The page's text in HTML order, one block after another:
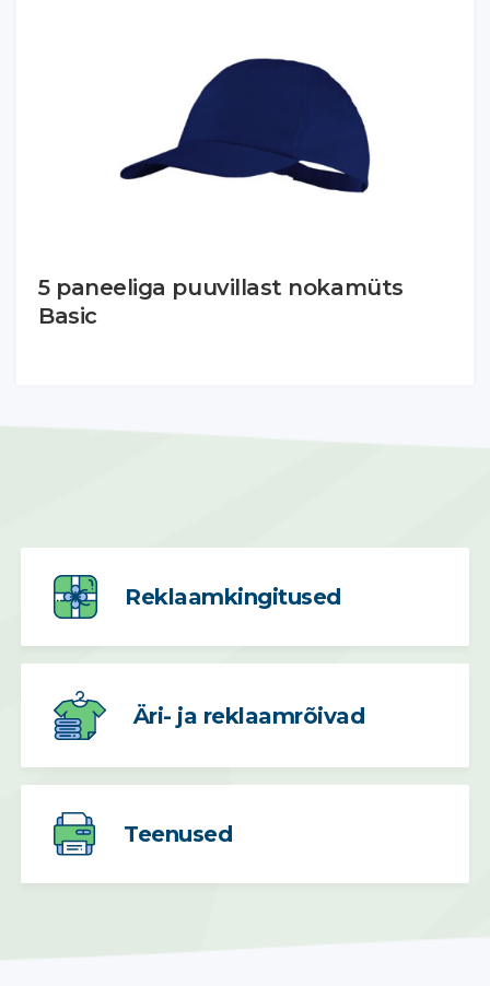
5 paneeliga puuvillast nokamüts
Basic
Reklaamkingitused
Äri- ja reklaamrõivad
Teenused